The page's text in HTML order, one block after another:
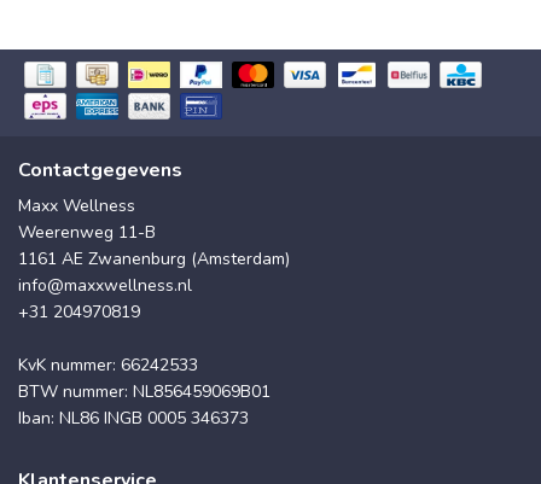
Contactgegevens
Maxx Wellness
Weerenweg 11-B
1161 AE Zwanenburg (Amsterdam)
info@maxxwellness.nl
+31 204970819
KvK nummer: 66242533
BTW nummer: NL856459069B01
Iban: NL86 INGB 0005 346373